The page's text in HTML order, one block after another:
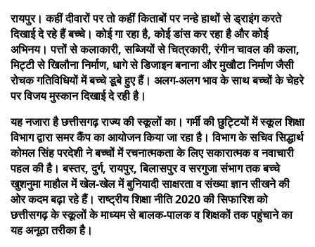
रायपुर। कहीं दीवारों पर तो कहीं किताबों पर नन्हे हाथों से ड्राइंग करते
दिखाई दे रहे हैं बच्चे। कोई गा रहा है, कोई डांस कर रहा है और कोई
अभिनय। पत्तों से कलाकारी, सब्जियों से चित्रकारी, रंगीन चावल की कला,
मिट्टी से खिलौना निर्माण, धागे से डिजाइन बनाना और मुखौटा निर्माण जैसी
रोचक गतिविधियों में बच्चे डूबे हुए हैं। अलग-अलग भाव के साथ बच्चों के चेहरे
पर विजय मुस्कान दिखाई दे रही है।
यह नजारा है छत्तीसगढ़ राज्य की स्कूलों का। गर्मी की छुट्टियों में स्कूल शिक्षा
विभाग द्वारा समर कैंप का आयोजन किया जा रहा है। विभाग के सचिव सिद्धार्थ
कोमल सिंह परदेशी ने बच्चों में रचनात्मकता के लिए सकारात्मक व नवाचारी
पहल की है। बस्तर, दुर्ग, रायपुर, बिलासपुर व सरगुजा संभाग तक बच्चे
खुशनुमा माहौल में खेल-खेल में बुनियादी साक्षरता व संख्या ज्ञान सीखने की
ओर कदम बढ़ा रहे हैं। राष्ट्रीय शिक्षा नीति 2020 की सिफारिश को
छत्तीसगढ़ के स्कूलों के माध्यम से बालक-पालक व शिक्षकों तक पहुंचाने का
यह अनूठा तरीका है।